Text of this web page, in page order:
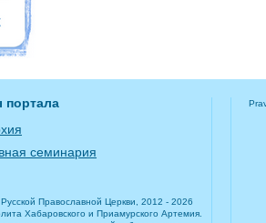
портала
семинария
Православной Церкви, 2012 - 2026
Хабаровского и Приамурского Артемия.